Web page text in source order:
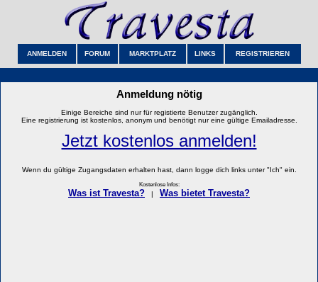
ANMELDEN FORUM MARKTPLATZ LINKS REGISTRIEREN
Anmeldung nötig
Einige Bereiche sind nur für registierte Benutzer zugänglich.
Eine registrierung ist kostenlos, anonym und benötigt nur eine gültige Emailadresse.
Jetzt kostenlos anmelden!
Wenn du gültige Zugangsdaten erhalten hast, dann logge dich links unter "Ich" ein.
Kostenlose Infos:
Was ist Travesta? Was bietet Travesta?